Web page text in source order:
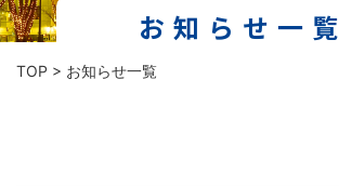
お知らせ一覧
TOP > お知らせ一覧